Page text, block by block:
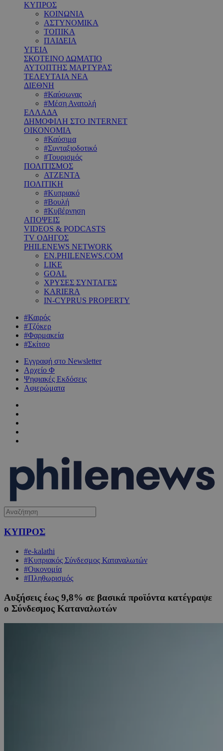
ΚΥΠΡΟΣ
ΚΟΙΝΩΝΙΑ
ΑΣΤΥΝΟΜΙΚΑ
ΤΟΠΙΚΑ
ΠΑΙΔΕΙΑ
ΥΓΕΙΑ
ΣΚΟΤΕΙΝΟ ΔΩΜΑΤΙΟ
ΑΥΤΟΠΤΗΣ ΜΑΡΤΥΡΑΣ
ΤΕΛΕΥΤΑΙΑ ΝΕΑ
ΔΙΕΘΝΗ
#Καύσωνας
#Μέση Ανατολή
ΕΛΛΑΔΑ
ΔΗΜΟΦΙΛΗ ΣΤΟ INTERNET
ΟΙΚΟΝΟΜΙΑ
#Καύσιμα
#Συνταξιοδοτικό
#Τουρισμός
ΠΟΛΙΤΙΣΜΟΣ
ΑΤΖΕΝΤΑ
ΠΟΛΙΤΙΚΗ
#Κυπριακό
#Βουλή
#Κυβέρνηση
ΑΠΟΨΕΙΣ
VIDEOS & PODCASTS
TV ΟΔΗΓΟΣ
PHILENEWS NETWORK
EN.PHILENEWS.COM
LIKE
GOAL
ΧΡΥΣΕΣ ΣΥΝΤΑΓΕΣ
KARIERA
IN-CYPRUS PROPERTY
#Καιρός
#Τζόκερ
#Φαρμακεία
#Σκίτσο
Εγγραφή στο Newsletter
Αρχείο Φ
Ψηφιακές Εκδόσεις
Αφιερώματα
ΚΥΠΡΟΣ
#e-kalathi
#Κυπριακός Σύνδεσμος Καταναλωτών
#Οικονομία
#Πληθωρισμός
Αυξήσεις έως 9,8% σε βασικά προϊόντα κατέγραψε
ο Σύνδεσμος Καταναλωτών